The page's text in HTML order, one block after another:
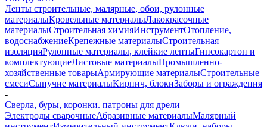
Ленты строительные, малярные, обои, рулонные
материалыКровельные материалыЛакокрасочные
материалыСтроительная химияИнструментОтопление,
водоснабжениеКрепежные материалыСтроительная
изоляцияРулонные материалы, клейкие лентыГипсокартон и
комплектующиеЛистовые материалыПромышленно-
хозяйственные товарыАрмирующие материалыСтроительные
смесиСыпучие материалыКирпич, блокиЗаборы и ограждения
-
Сверла, буры, коронки. патроны для дрели
Электроды сварочныеАбразивные материалыМалярный